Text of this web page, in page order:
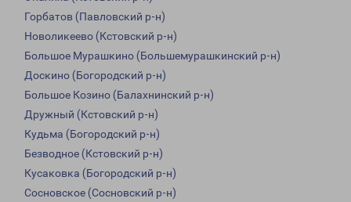
Горбатов (Павловский р-н)
Новоликеево (Кстовский р-н)
Большое Мурашкино (Большемурашкинский р-н)
Доскино (Богородский р-н)
Большое Козино (Балахнинский р-н)
Дружный (Кстовский р-н)
Кудьма (Богородский р-н)
Безводное (Кстовский р-н)
Кусаковка (Богородский р-н)
Сосновское (Сосновский р-н)